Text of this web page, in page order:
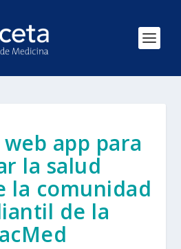
web app para
la salud
la comunidad
de la